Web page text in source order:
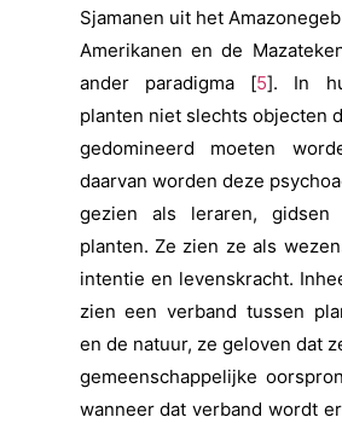
Sjamanen uit het
Amerikanen en de
ander paradigma [5]. In
planten niet slechts objecten
gedomineerd moeten
daarvan worden deze
gezien als leraren, gidsen
planten. Ze zien ze als
intentie en levenskracht.
zien een verband tussen
en de natuur, ze geloven dat
gemeenschappelijke
wanneer dat verband wordt